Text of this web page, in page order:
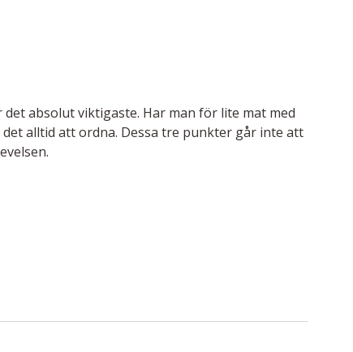
absolut viktigaste. Har man för lite mat med
alltid att ordna. Dessa tre punkter går inte att